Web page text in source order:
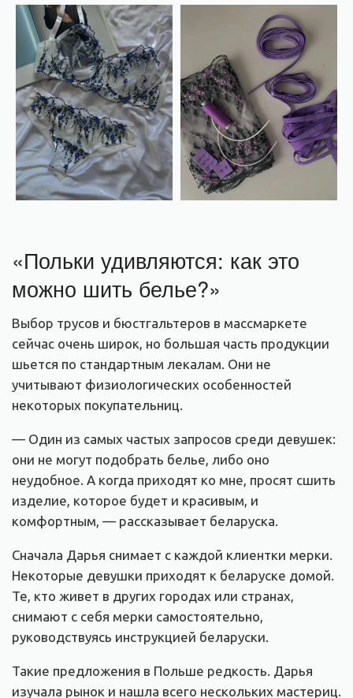
«Польки удивляются: как это
можно шить белье?»
Выбор трусов и бюстгальтеров в массмаркете
сейчас очень широк, но большая часть продукции
шьется по стандартным лекалам. Они не
учитывают физиологических особенностей
некоторых покупательниц.
— Один из самых частых запросов среди девушек:
они не могут подобрать белье, либо оно
неудобное. А когда приходят ко мне, просят сшить
изделие, которое будет и красивым, и
комфортным, — рассказывает беларуска.
Сначала Дарья снимает с каждой клиентки мерки.
Некоторые девушки приходят к беларуске домой.
Те, кто живет в других городах или странах,
снимают с себя мерки самостоятельно,
руководствуясь инструкцией беларуски.
Такие предложения в Польше редкость. Дарья
изучала рынок и нашла всего нескольких мастериц.